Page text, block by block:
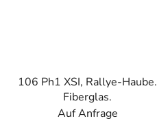
106 Ph1 XSI, Rallye-Haube.
Fiberglas.
Auf Anfrage